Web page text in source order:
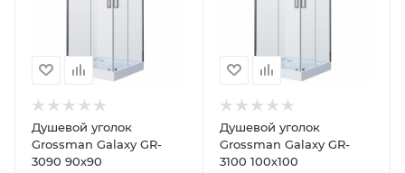
Душевой уголок
Grossman Galaxy GR-
3090 90х90
Душевой уголок
Grossman Galaxy GR-
3100 100х100